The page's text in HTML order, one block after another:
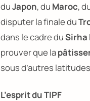
duJapon, du Maroc,
disputer la finale du
dans le cadre duSirha
prouver que la
sous d’autres
L’esprit du TIPF